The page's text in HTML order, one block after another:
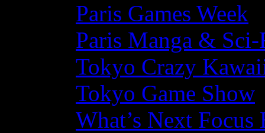
Paris Games Week
Paris Manga &
Tokyo Crazy
Tokyo Game Show
What’s Next